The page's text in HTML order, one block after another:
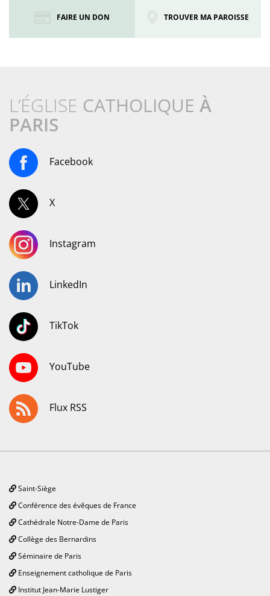
FAIRE UN DON TROUVER MA PAROISSE
L’ÉGLISE CATHOLIQUE À
PARIS
Facebook
X
Instagram
LinkedIn
TikTok
YouTube
Flux RSS
Saint-Siège
Conférence des évêques de France
Cathédrale Notre-Dame de Paris
Collège des Bernardins
Séminaire de Paris
Enseignement catholique de Paris
Institut Jean-Marie Lustiger